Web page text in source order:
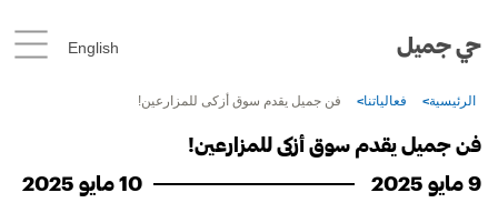
حي جميل English
الرئيسية فعالياتنا فن جميل يقدم سوق أزكى للمزارعين!
فن جميل يقدم سوق أزكى للمزارعين!
9 مايو 2025 10 مايو 2025